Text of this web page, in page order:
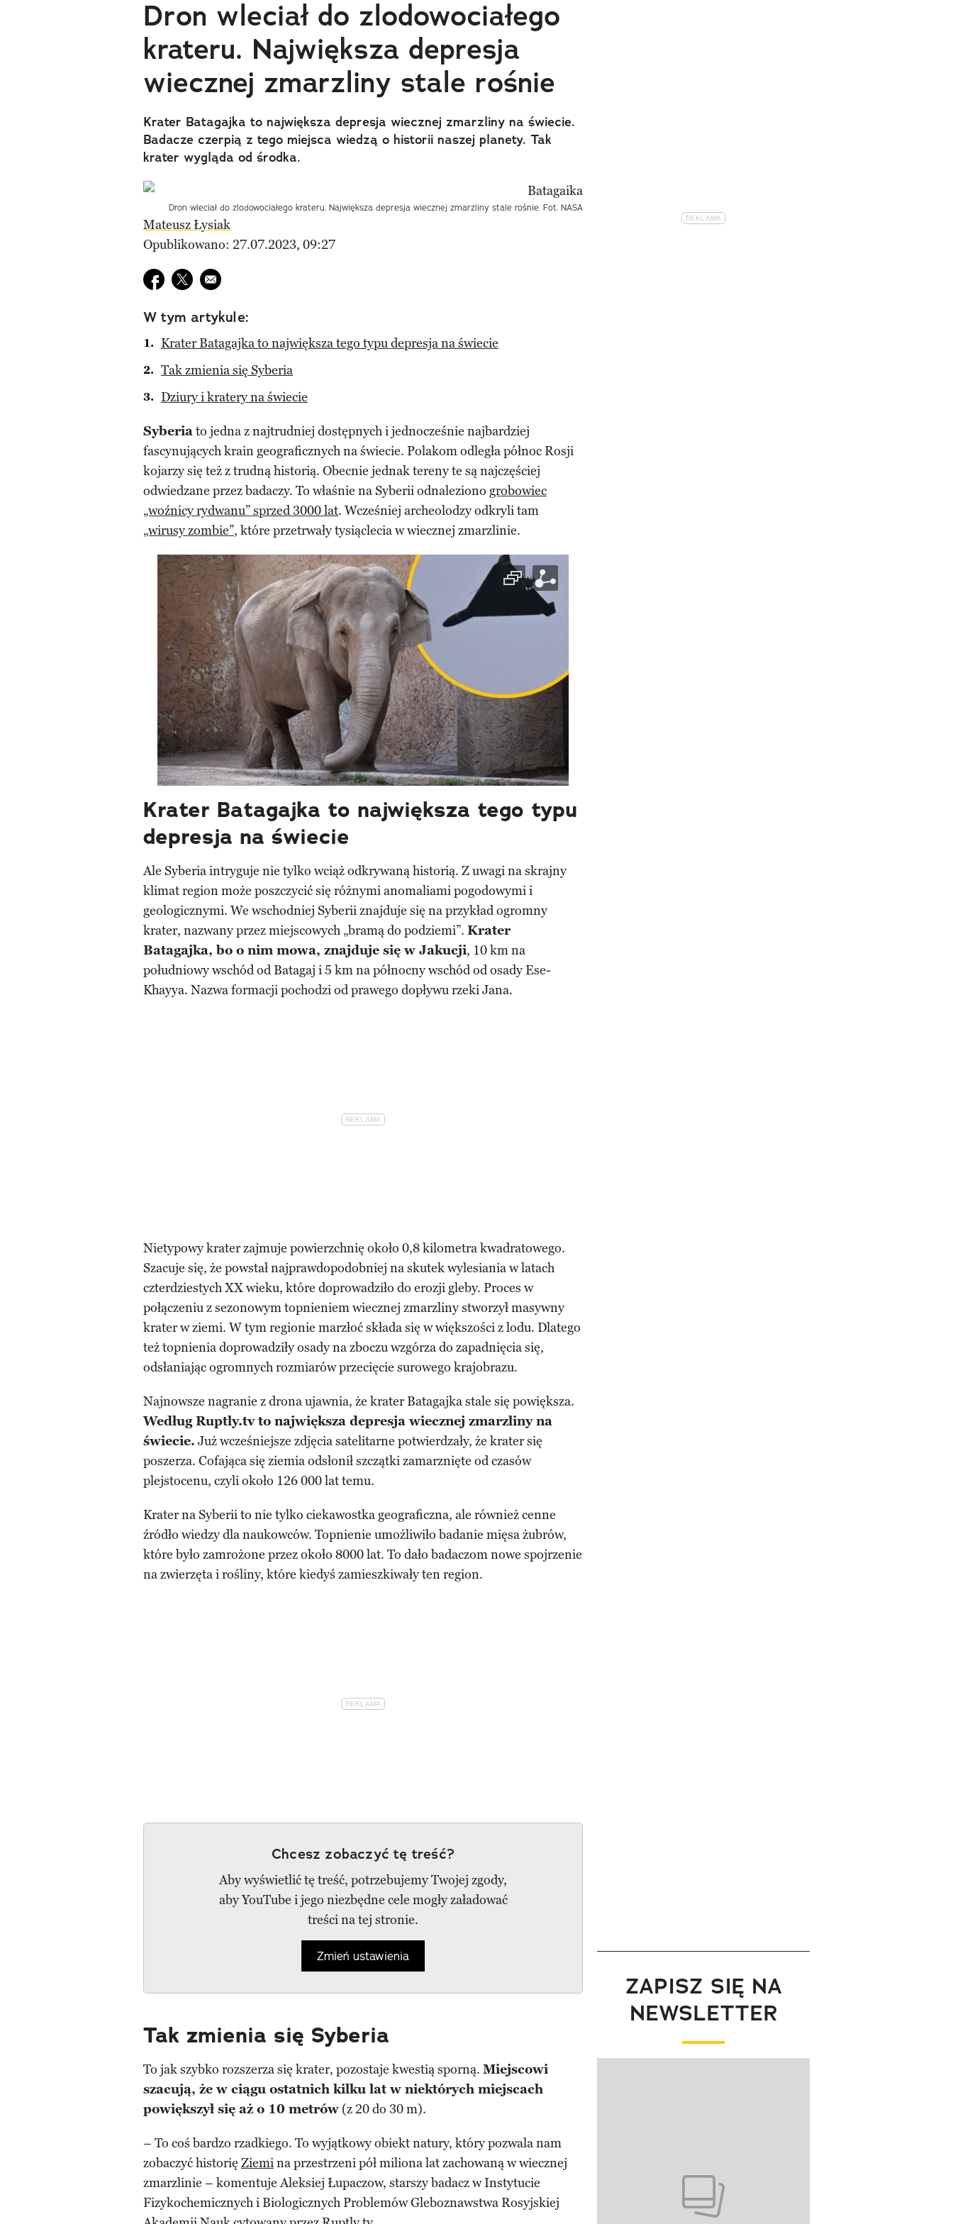
Dron wleciał do zlodowociałego
krateru. Największa depresja
wiecznej zmarzliny stale rośnie
Krater Batagajka to największa depresja wiecznej zmarzliny na świecie.
Badacze czerpią z tego miejsca wiedzą o historii naszej planety. Tak
krater wygląda od środka.
Dron wleciał do zlodowociałego krateru. Największa depresja wiecznej zmarzliny stale rośnie. Fot. NASA
Mateusz Łysiak
Opublikowano: 27.07.2023, 09:27
Udostępnij na facebook
Udostępnij na twitter
E-mail do przyjaciela
W tym artykule:
Krater Batagajka to największa tego typu depresja na świecie
Tak zmienia się Syberia
Dziury i kratery na świecie
Syberiato jedna z najtrudniej dostępnych i jednocześnie najbardziej
fascynujących krain geograficznych na świecie. Polakom odległa północ Rosji
kojarzy się też z trudną historią. Obecnie jednak tereny te są najczęściej
odwiedzane przez badaczy. To właśnie na Syberii odnaleziono grobowiec
„woźnicy rydwanu” sprzed 3000 lat. Wcześniej archeolodzy odkryli tam
„wirusy zombie”, które przetrwały tysiąclecia w wiecznej zmarzlinie.
Krater Batagajka to największa tego typu
depresja na świecie
Ale Syberia intryguje nie tylko wciąż odkrywaną historią. Z uwagi na skrajny
klimat region może poszczycić się różnymi anomaliami pogodowymi i
geologicznymi. We wschodniej Syberii znajduje się na przykład ogromny
krater, nazwany przez miejscowych „bramą do podziemi”. Krater
Batagajka, bo o nim mowa, znajduje się w Jakucji, 10 km na
południowy wschód od Batagaj i 5 km na północny wschód od osady Ese-
Khayya. Nazwa formacji pochodzi od prawego dopływu rzeki Jana.
Nietypowy krater zajmuje powierzchnię około 0,8 kilometra kwadratowego.
Szacuje się, że powstał najprawdopodobniej na skutek wylesiania w latach
czterdziestych XX wieku, które doprowadziło do erozji gleby. Proces w
połączeniu z sezonowym topnieniem wiecznej zmarzliny stworzył masywny
krater w ziemi. W tym regionie marzłoć składa się w większości z lodu. Dlatego
też topnienia doprowadziły osady na zboczu wzgórza do zapadnięcia się,
odsłaniając ogromnych rozmiarów przecięcie surowego krajobrazu.
Najnowsze nagranie z drona ujawnia, że krater Batagajka stale się powiększa.
Według Ruptly.tv to największa depresja wiecznej zmarzliny na
świecie. Już wcześniejsze zdjęcia satelitarne potwierdzały, że krater się
poszerza. Cofająca się ziemia odsłonił szczątki zamarznięte od czasów
plejstocenu, czyli około 126 000 lat temu.
Krater na Syberii to nie tylko ciekawostka geograficzna, ale również cenne
źródło wiedzy dla naukowców. Topnienie umożliwiło badanie mięsa żubrów,
które było zamrożone przez około 8000 lat. To dało badaczom nowe spojrzenie
na zwierzęta i rośliny, które kiedyś zamieszkiwały ten region.
Chcesz zobaczyć tę treść?
Aby wyświetlić tę treść, potrzebujemy Twojej zgody,
aby YouTube i jego niezbędne cele mogły załadować
treści na tej stronie.
Zmień ustawienia
Tak zmienia się Syberia
To jak szybko rozszerza się krater, pozostaje kwestią sporną. Miejscowi
szacują, że w ciągu ostatnich kilku lat w niektórych miejscach
powiększył się aż o 10 metrów (z 20 do 30 m).
– To coś bardzo rzadkiego. To wyjątkowy obiekt natury, który pozwala nam
zobaczyć historię Ziemina przestrzeni pół miliona lat zachowaną w wiecznej
zmarzlinie – komentuje Aleksiej Łupaczow, starszy badacz w Instytucie
Fizykochemicznych i Biologicznych Problemów Gleboznawstwa Rosyjskiej
ZAPISZ SIĘ NA
NEWSLETTER